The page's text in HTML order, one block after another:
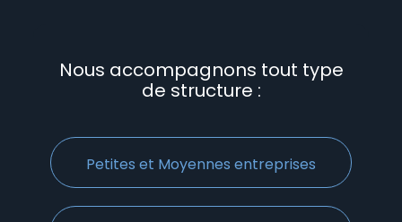
Nous accompagnons tout type
de structure :
Petites et Moyennes entreprises